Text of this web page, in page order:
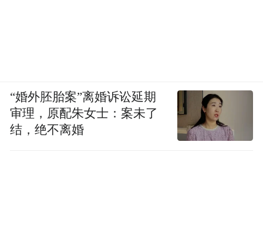
“婚外胚胎案”离婚诉讼延期
审理，原配朱女士：案未了
结，绝不离婚